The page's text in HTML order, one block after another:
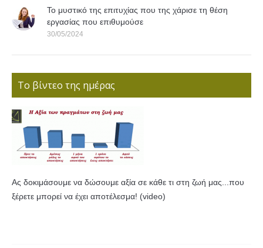
Το μυστικό της επιτυχίας που της χάρισε τη θέση
εργασίας που επιθυμούσε
30/05/2024
Το βίντεο της ημέρας
Ας δοκιμάσουμε να δώσουμε αξία σε κάθε τι στη ζωή μας...που
ξέρετε μπορεί να έχει αποτέλεσμα! (video)